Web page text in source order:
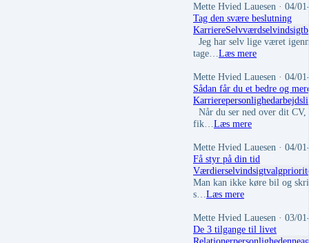
Mette Hvied Lauesen · 04/
Tag den svære beslutning
KarriereSelvværdselvindsigt
Jeg har selv lige været
tage… Læs mere
Mette Hvied Lauesen · 04/
Sådan får du et bedre og
Karrierepersonlighed
Når du ser ned over dit
fik… Læs mere
Mette Hvied Lauesen · 04/
Få styr på din tid
Værdierselvindsigtvalg
Man kan ikke køre bil og
s… Læs mere
Mette Hvied Lauesen · 03/
De 3 tilgange til livet